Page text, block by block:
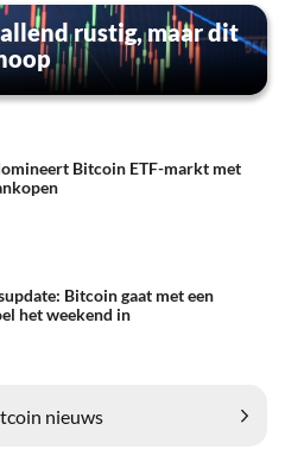
rustig, maar dit
Bitcoin ETF-markt met
Bitcoin gaat met een
het weekend in
nieuws